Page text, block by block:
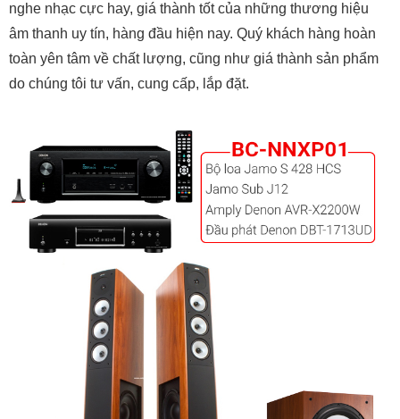
nghe nhạc cực hay, giá thành tốt của những thương hiệu
âm thanh uy tín, hàng đầu hiện nay. Quý khách hàng hoàn
toàn yên tâm về chất lượng, cũng như giá thành sản phẩm
do chúng tôi tư vấn, cung cấp, lắp đặt.